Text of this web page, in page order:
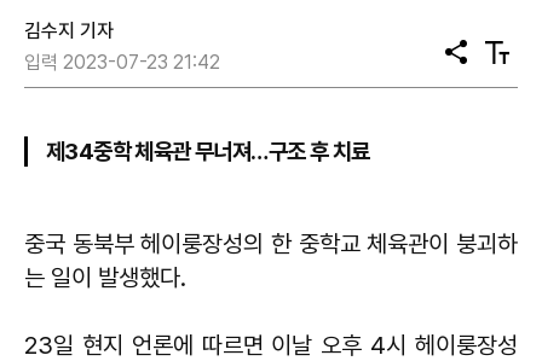
김수지 기자
입력 2023-07-23 21:42
공
유
텍
스
제34중학 체육관 무너져…구조 후 치료
중국 동북부 헤이룽장성의 한 중학교 체육관이 붕괴하
는 일이 발생했다.
23일 현지 언론에 따르면 이날 오후 4시 헤이룽장성